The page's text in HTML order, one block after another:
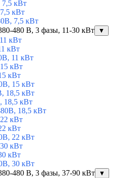
кВт
кВт
7,5 кВт
480 В, 3 фазы, 11-30 кВт
▼
кВт
кВт
11 кВт
кВт
кВт
15 кВт
18,5 кВт
18,5 кВт
18,5 кВт
кВт
кВт
22 кВт
кВт
кВт
30 кВт
480 В, 3 фазы, 37-90 кВт
▼